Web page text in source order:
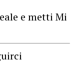
e metti Mi